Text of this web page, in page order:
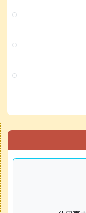
右邊區域內容